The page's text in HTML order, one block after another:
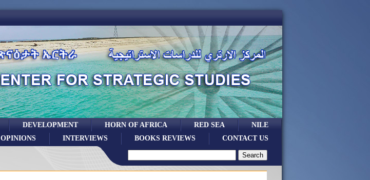
NILE
RED SEA
HORN OF AFRICA
DEVELOPMENT
CONTACT US
BOOKS REVIEWS
INTERVIEWS
OPINIONS